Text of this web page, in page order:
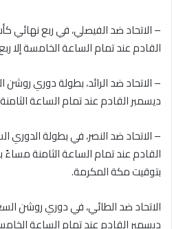
القادم عند تمام الساعة الخامسة إلا
ديسمبر القادم عند تمام الساعة
القادم عند تمام الساعة الثامنة مساءً
بتوقيت مكة المكرمة.
ديسمبر القادم عند تمام الساعة